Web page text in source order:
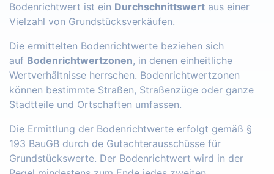
Bodenrichtwert ist ein Durchschnittswert aus einer
Vielzahl von Grundstücksverkäufen.
Die ermittelten Bodenrichtwerte beziehen sich
auf Bodenrichtwertzonen, in denen einheitliche
Wertverhältnisse herrschen. Bodenrichtwertzonen
können bestimmte Straßen, Straßenzüge oder ganze
Stadtteile und Ortschaften umfassen.
Die Ermittlung der Bodenrichtwerte erfolgt gemäß §
193 BauGB durch de Gutachterausschüsse für
Grundstückswerte. Der Bodenrichtwert wird in der